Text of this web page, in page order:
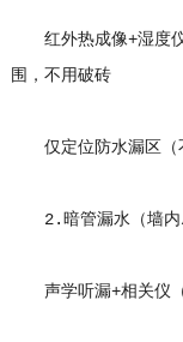
红外热成像+湿度仪
围，不用破砖
仅定位防水漏区（
2.暗管漏水（墙内/
声学听漏+相关仪（